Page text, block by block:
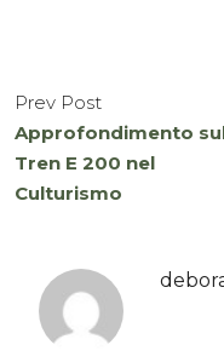
Prev Post
Approfondimento
Tren E 200 nel
Culturismo